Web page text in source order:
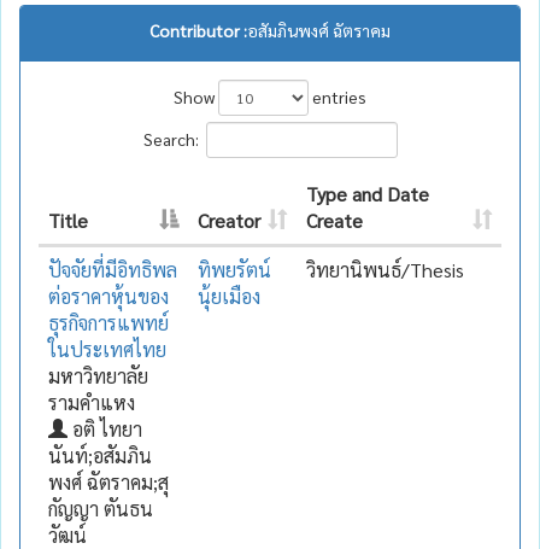
Contributor :อสัมภินพงศ์ ฉัตราคม
Show
entries
Search:
Title Creator
Type and Date
Create
ปัจจัยที่มีอิทธิพล
ต่อราคาหุ้นของ
ธุรกิจการแพทย์
ในประเทศไทย
มหาวิทยาลัย
รามคำแหง
อติ ไทยา
นันท์;อสัมภิน
พงศ์ ฉัตราคม;สุ
กัญญา ตันธน
วัฒน์
ทิพยรัตน์
นุ้ยเมือง
วิทยานิพนธ์/Thesis